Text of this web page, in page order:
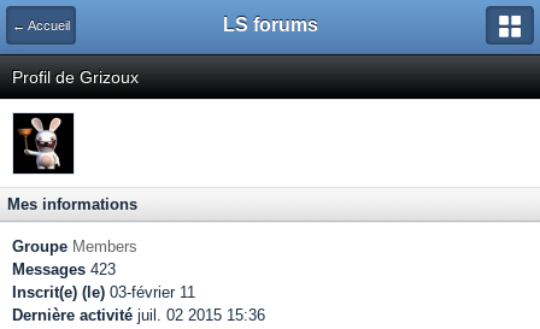
← Accueil LS forums
Profil de Grizoux
Mes informations
Groupe Members
Messages 423
Inscrit(e) (le) 03-février 11
Dernière activité juil. 02 2015 15:36